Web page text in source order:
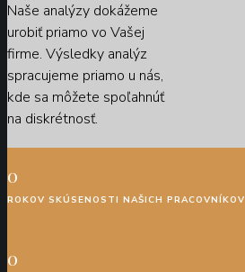
Naše analýzy dokážeme
urobiť priamo vo Vašej
firme. Výsledky analýz
spracujeme priamo u nás,
kde sa môžete spoľahnúť
na diskrétnosť.
0
ROKOV SKÚSENOSTI NAŠICH PRACOVNÍKOV
0